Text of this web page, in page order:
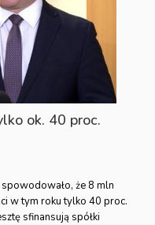
ok. 40 proc.
że 8 mln
w tym roku tylko 40 proc.
sfinansują spółki